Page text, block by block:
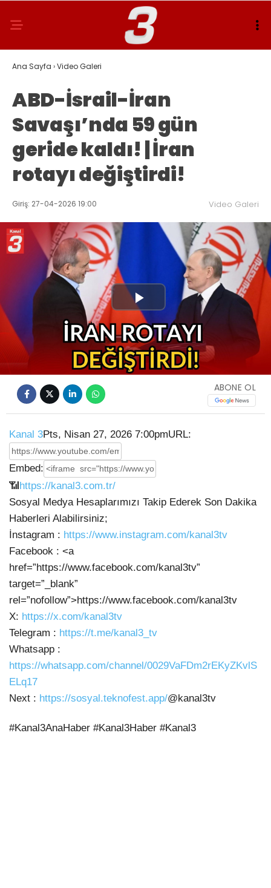
Ana Sayfa ›Video Galeri
ABD-İsrail-İran
Savaşı’nda 59 gün
geride kaldı! | İran
rotayı değiştirdi!
Giriş: 27-04-2026 19:00 Video Galeri
Play
Video
ABONE OL
Kanal 3Pts, Nisan 27, 2026 7:00pmURL:
Embed:
📶https://kanal3.com.tr/
Sosyal Medya Hesaplarımızı Takip Ederek Son Dakika
Haberleri Alabilirsiniz;
İnstagram : https://www.instagram.com/kanal3tv
Facebook : <a
href=”https://www.facebook.com/kanal3tv”
target=”_blank”
rel=”nofollow”>https://www.facebook.com/kanal3tv
X: https://x.com/kanal3tv
Telegram : https://t.me/kanal3_tv
Whatsapp :
https://whatsapp.com/channel/0029VaFDm2rEKyZKvlS
ELq17
Next : https://sosyal.teknofest.app/@kanal3tv
#Kanal3AnaHaber #Kanal3Haber #Kanal3